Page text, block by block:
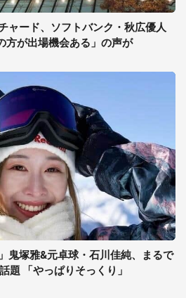
ャード、ソフトバンク・秋広優人
方が出場機会ある」の声が
鬼塚雅&元卓球・石川佳純、まるで
題 「やっぱりそっくり」